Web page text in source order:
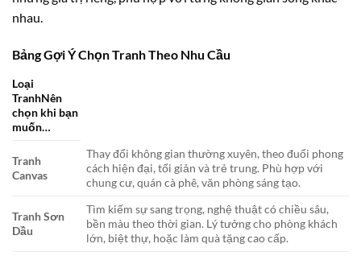
nhau.
Bảng Gợi Ý Chọn Tranh Theo Nhu Cầu
Loại
TranhNên
chọn khi bạn
muốn…
Tranh
Canvas
Thay đổi không gian thường xuyên, theo đuổi phong
cách hiện đại, tối giản và trẻ trung. Phù hợp với
chung cư, quán cà phê, văn phòng sáng tạo.
Tranh Sơn
Dầu
Tìm kiếm sự sang trọng, nghệ thuật có chiều sâu,
bền màu theo thời gian. Lý tưởng cho phòng khách
lớn, biệt thự, hoặc làm quà tặng cao cấp.